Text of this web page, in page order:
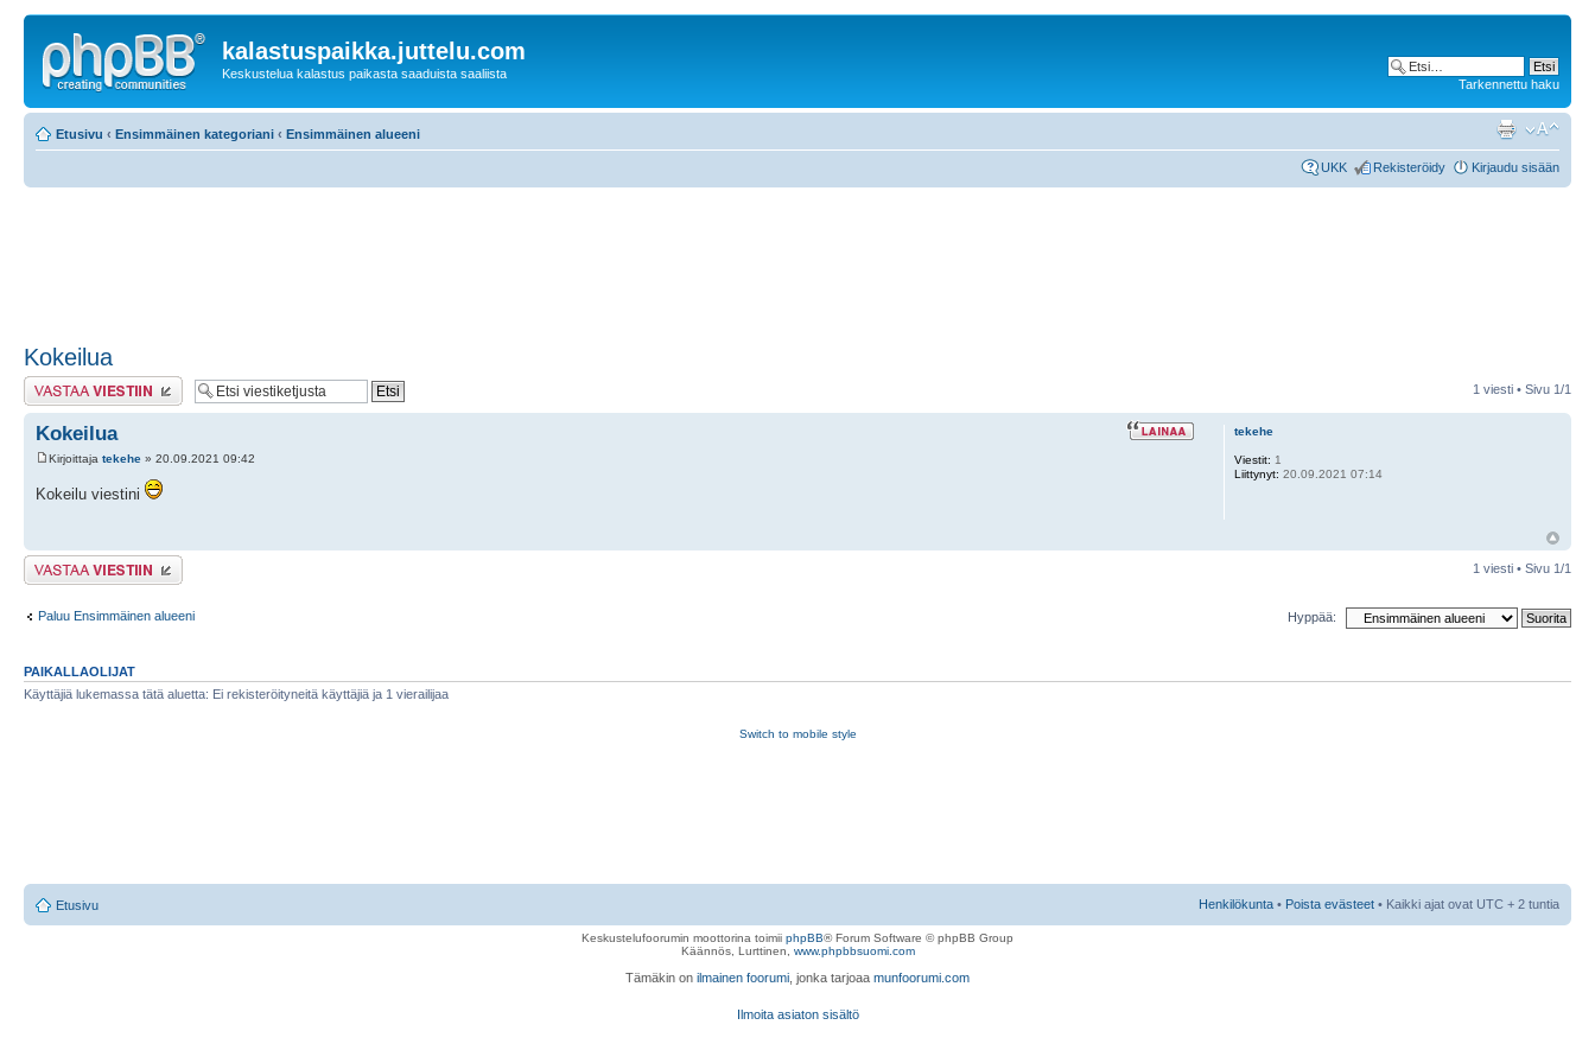
kalastuspaikka.juttelu.com
Keskustelua kalastus paikasta saaduista saaliista
Tarkennettu haku
Etusivu ‹ Ensimmäinen kategoriani ‹ Ensimmäinen alueeni
UKK Rekisteröidy Kirjaudu sisään
Kokeilua
Lähetä vastaus 1 viesti • Sivu 1/1
Kokeilua
Kirjoittaja tekehe » 20.09.2021 09:42
Kokeilu viestini
tekehe
Viestit: 1
Liittynyt: 20.09.2021 07:14
Lähetä vastaus 1 viesti • Sivu 1/1
Paluu Ensimmäinen alueeni Hyppää:
PAIKALLAOLIJAT
Käyttäjiä lukemassa tätä aluetta: Ei rekisteröityneitä käyttäjiä ja 1 vierailijaa
Switch to mobile style
Etusivu Henkilökunta • Poista evästeet • Kaikki ajat ovat UTC + 2 tuntia
Keskustelufoorumin moottorina toimii phpBB® Forum Software © phpBB Group
Käännös, Lurttinen, www.phpbbsuomi.com
Tämäkin on ilmainen foorumi , jonka tarjoaa munfoorumi.com
Ilmoita asiaton sisältö